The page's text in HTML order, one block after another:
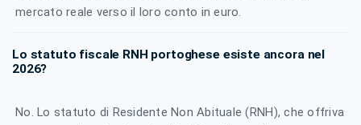
mercato reale verso il loro conto in euro.
Lo statuto fiscale RNH portoghese esiste ancora nel
2026?
No. Lo statuto di Residente Non Abituale (RNH), che offriva